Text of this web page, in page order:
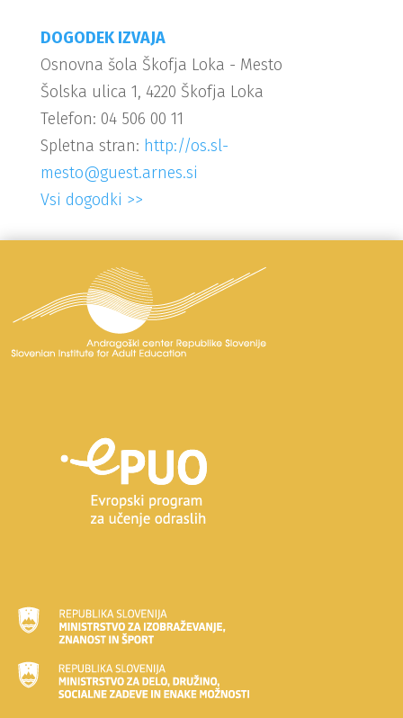
DOGODEK IZVAJA
Osnovna šola Škofja Loka - Mesto
Šolska ulica 1, 4220 Škofja Loka
Telefon: 04 506 00 11
Spletna stran: http://os.sl-
mesto@guest.arnes.si
Vsi dogodki >>